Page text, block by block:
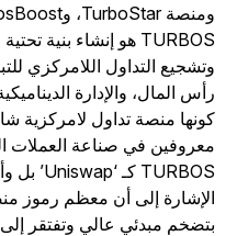
التداول اللامركزي
المال، والإدارة
منصة تداول لامركزية
في صناعة العملات
إلى أن معظم رموز منصات
مبدئي عالي وتفتقر إلى